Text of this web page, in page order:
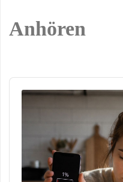
Anhören
Audio
Player